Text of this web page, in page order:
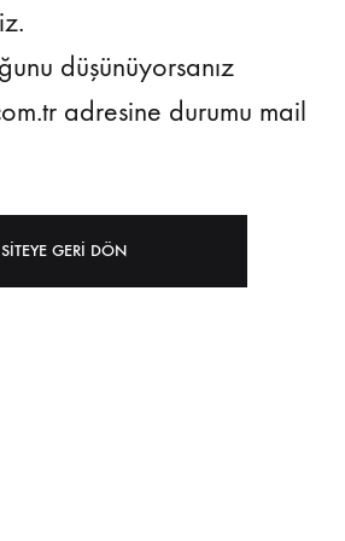
düşünüyorsanız
adresine durumu mail
SITEYE GERI DÖN